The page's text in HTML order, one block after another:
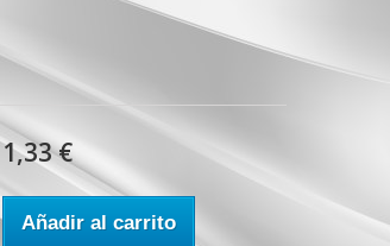
1,33 €
Añadir al carrito